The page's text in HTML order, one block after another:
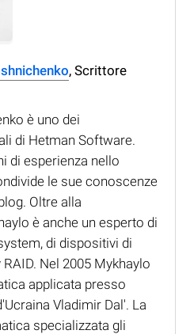
, Scrittore
è uno dei
di Hetman Software.
di esperienza nello
le sue conoscenze
Oltre alla
è anche un esperto di
di dispositivi di
Nel 2005 Mykhaylo
applicata presso
Vladimir Dal'. La
specializzata gli